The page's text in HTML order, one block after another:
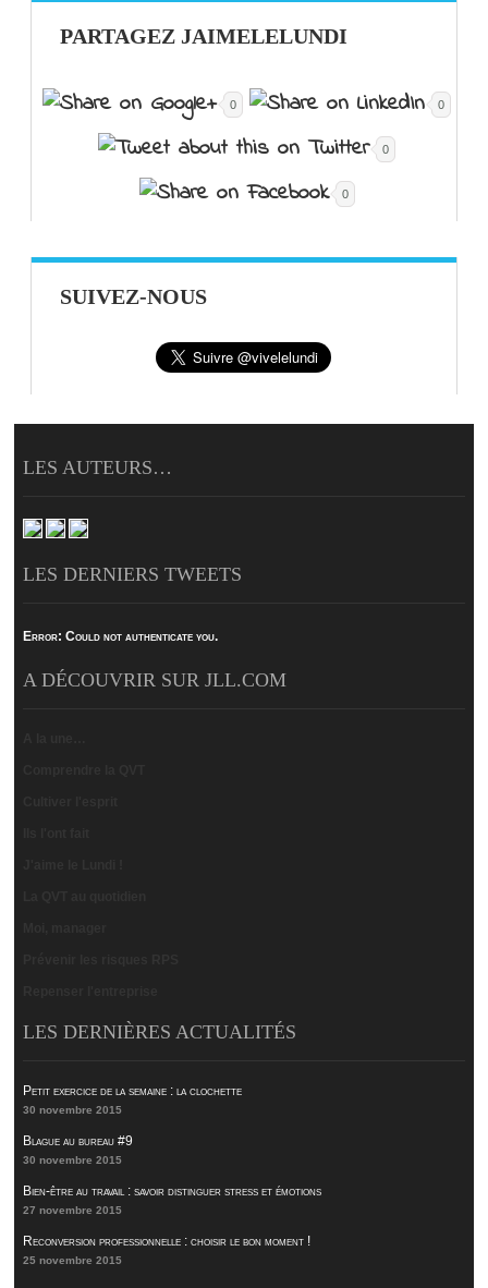
PARTAGEZ JAIMELELUNDI
0 0
0
0
SUIVEZ-NOUS
LES AUTEURS…
LES DERNIERS TWEETS
Error: Could not authenticate you.
A DÉCOUVRIR SUR JLL.COM
LES DERNIÈRES ACTUALITÉS
Petit exercice de la semaine : la clochette
30 novembre 2015
Blague au bureau #9
30 novembre 2015
Bien-être au travail : savoir distinguer stress et émotions
27 novembre 2015
Reconversion professionnelle : choisir le bon moment !
25 novembre 2015